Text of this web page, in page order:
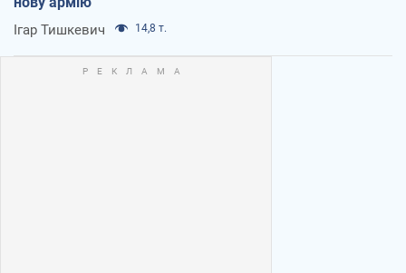
Ігар Тишкевич 14,8 т.